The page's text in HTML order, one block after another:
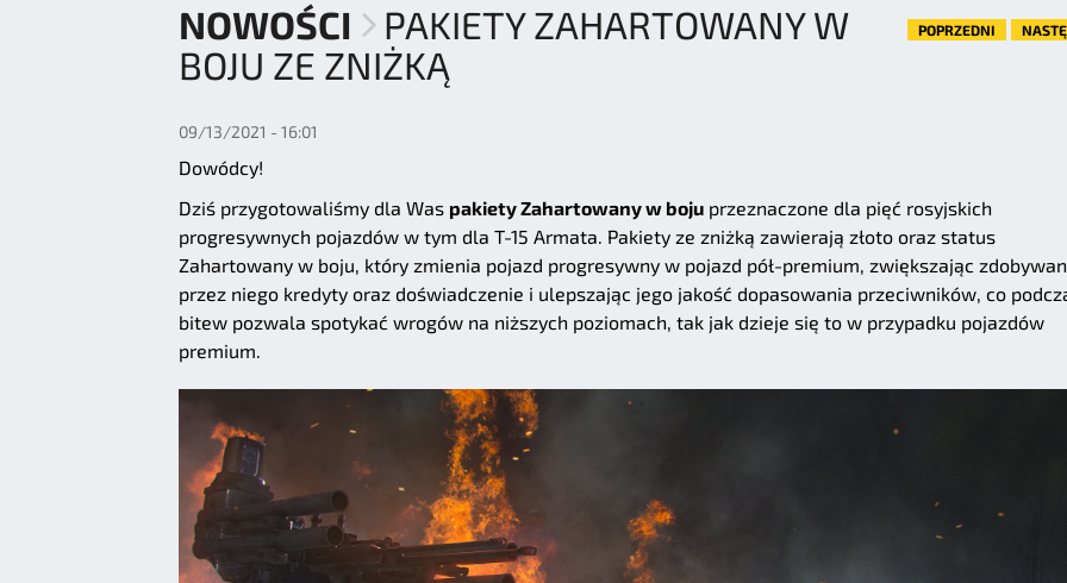
NOWOŚCI
PAKIETY ZAHARTOWANY W
BOJU ZE ZNIŻKĄ
POPRZEDNI
09/13/2021 - 16:01
Dowódcy!
Dziś przygotowaliśmy dla Was pakiety Zahartowany w boju przeznaczone dla pięć rosyjskich
progresywnych pojazdów w tym dla T-15 Armata. Pakiety ze zniżką zawierają złoto oraz status
Zahartowany w boju, który zmienia pojazd progresywny w pojazd pół-premium, zwiększając
przez niego kredyty oraz doświadczenie i ulepszając jego jakość dopasowania przeciwników, co
bitew pozwala spotykać wrogów na niższych poziomach, tak jak dzieje się to w przypadku pojazdów
premium.